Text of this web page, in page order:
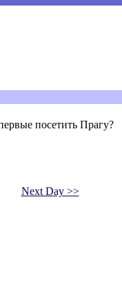
посетить Прагу?
Next Day >>